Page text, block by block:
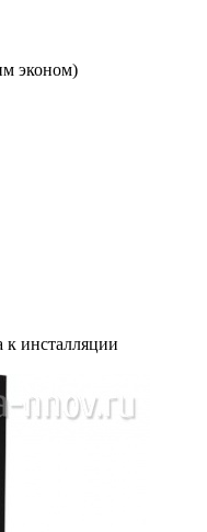
эконом)
инсталляции